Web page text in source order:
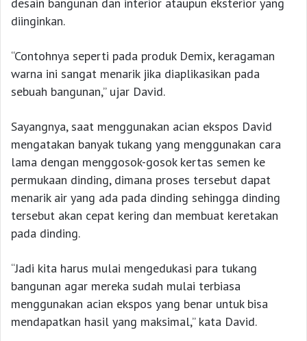
desain bangunan dan interior ataupun eksterior yang
diinginkan.
“Contohnya seperti pada produk Demix, keragaman
warna ini sangat menarik jika diaplikasikan pada
sebuah bangunan,” ujar David.
Sayangnya, saat menggunakan acian ekspos David
mengatakan banyak tukang yang menggunakan cara
lama dengan menggosok-gosok kertas semen ke
permukaan dinding, dimana proses tersebut dapat
menarik air yang ada pada dinding sehingga dinding
tersebut akan cepat kering dan membuat keretakan
pada dinding.
“Jadi kita harus mulai mengedukasi para tukang
bangunan agar mereka sudah mulai terbiasa
menggunakan acian ekspos yang benar untuk bisa
mendapatkan hasil yang maksimal,” kata David.